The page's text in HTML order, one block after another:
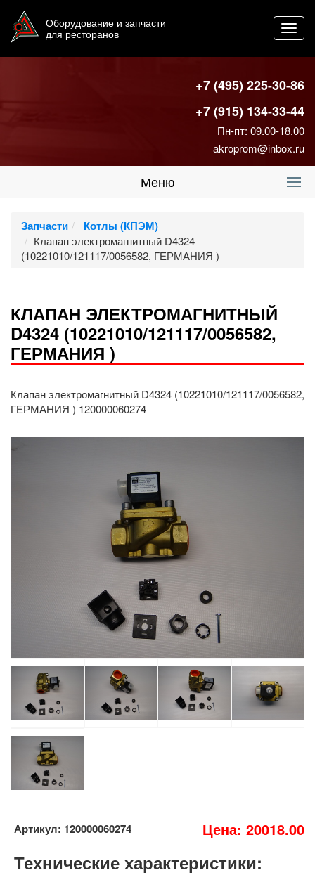
Оборудование и запчасти
для ресторанов
+7 (495) 225-30-86
+7 (915) 134-33-44
Пн-пт: 09.00-18.00
akroprom@inbox.ru
Меню
Запчасти Котлы (КПЭМ)
Клапан электромагнитный D4324
(10221010/121117/0056582, ГЕРМАНИЯ )
КЛАПАН ЭЛЕКТРОМАГНИТНЫЙ
D4324 (10221010/121117/0056582,
ГЕРМАНИЯ )
Клапан электромагнитный D4324 (10221010/121117/0056582,
ГЕРМАНИЯ ) 120000060274
Артикул: 120000060274 Цена: 20018.00
Технические характеристики: